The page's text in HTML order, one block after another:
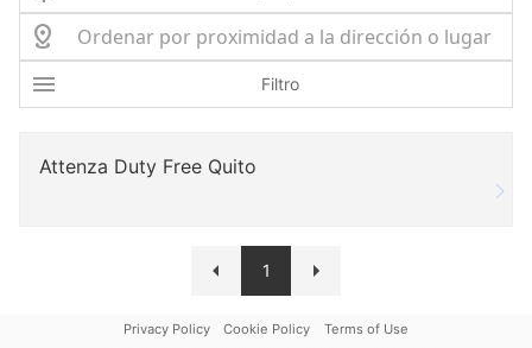
Filtro
Attenza Duty Free Quito
1
Privacy Policy Cookie Policy
Terms of Use